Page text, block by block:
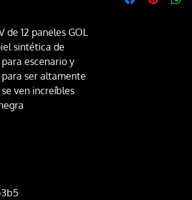
12 paneles GOL
sintética de
escenario y
ser altamente
ven increíbles